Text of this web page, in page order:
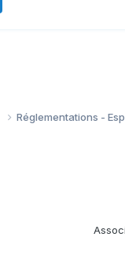
Réglementations -